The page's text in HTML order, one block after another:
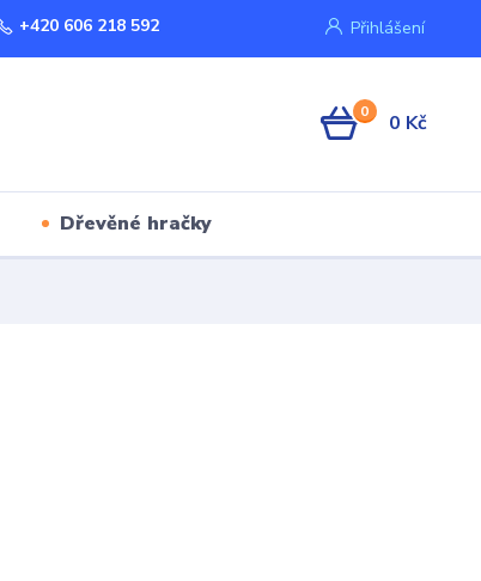
Přihlášení
+420 606 218 592
0 0 Kč
Dřevěné hračky